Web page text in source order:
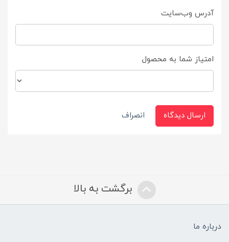
آدرس وب‌سایت
امتیاز شما به محصول
ارسال دیدگاه انصراف
برگشت به بالا
درباره ما